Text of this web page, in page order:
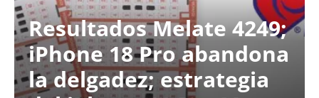
Resultados Melate 4249;
iPhone 18 Pro abandona
la delgadez; estrategia